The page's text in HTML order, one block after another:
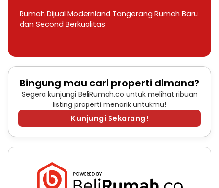
Rumah Dijual Modernland Tangerang Rumah Baru
dan Second Berkualitas
Bingung mau cari properti dimana?
Segera kunjungi BeliRumah.co untuk melihat ribuan
listing properti menarik untukmu!
Kunjungi Sekarang!